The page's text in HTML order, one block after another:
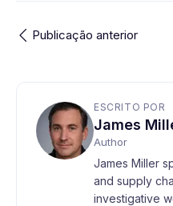
Publicação anterior
ESCRITO POR
James
Author
James Miller
and supply
investigative